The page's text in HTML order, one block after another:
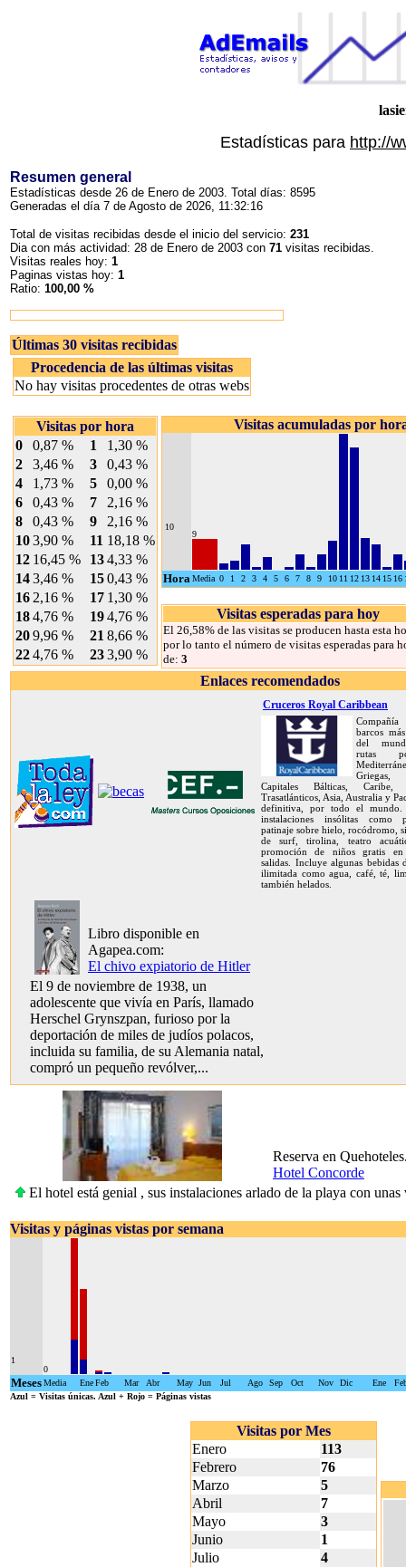
Estadísticas para http://
Resumen general
Estadísticas desde 26 de Enero de 2003. Total días: 8595
Generadas el día 7 de Agosto de 2026, 11:32:16
Total de visitas recibidas desde el inicio del servicio: 231
Dia con más actividad: 28 de Enero de 2003 con 71 visitas recibidas.
Visitas reales hoy: 1
Paginas vistas hoy: 1
Ratio: 100,00 %
Últimas 30 visitas recibidas
Procedencia de las últimas visitas
No hay visitas procedentes de otras webs
Visitas por hora
0
0,87 % 1
1,30 %
2
3,46 % 3
0,43 %
4
1,73 % 5
0,00 %
6
0,43 % 7
2,16 %
8
0,43 % 9
2,16 %
103,90 % 11 18,18 %
12 16,45 % 134,33 %
143,46 % 150,43 %
16 2,16 % 17 1,30 %
184,76 % 194,76 %
209,96 % 21 8,66 %
224,76 % 233,90 %
Visitas acumuladas por
10
9
HoraMedia 0 1 2 3 4 5 6 7 8 9 10 11 12 13 14 15 16
Visitas esperadas para hoy
El 26,58% de las visitas se producen hasta esta
por lo tanto el número de visitas esperadas para
de: 3
Enlaces recomendados
Cruceros Royal Caribbean
barcos
del
rutas
Griegas,
Capitales Bálticas, Caribe,
Trasatlánticos, Asia, Australia y
definitiva, por todo el mundo.
instalaciones insólitas como
patinaje sobre hielo, rocódromo,
de surf, tirolina, teatro
promoción de niños gratis en
salidas. Incluye algunas bebidas
ilimitada como agua, café, té,
también helados.
Libro disponible en
Agapea.com:
El chivo expiatorio de Hitler
El 9 de noviembre de 1938, un
adolescente que vivía en París, llamado
Herschel Grynszpan, furioso por la
deportación de miles de judíos polacos,
incluida su familia, de su Alemania natal,
compró un pequeño revólver,...
Reserva en
Hotel Concorde
El hotel está genial , sus instalaciones arlado de la playa con
Visitas y páginas vistas por semana
1
0
MesesMedia EneFeb Mar Abr May Jun Jul Ago Sep Oct Nov Dic Ene
Azul = Visitas únicas. Azul + Rojo = Páginas vistas
Visitas por Mes
Enero
113
Febrero
76
Marzo
5
Abril
7
Mayo
3
Junio
1
Julio
4